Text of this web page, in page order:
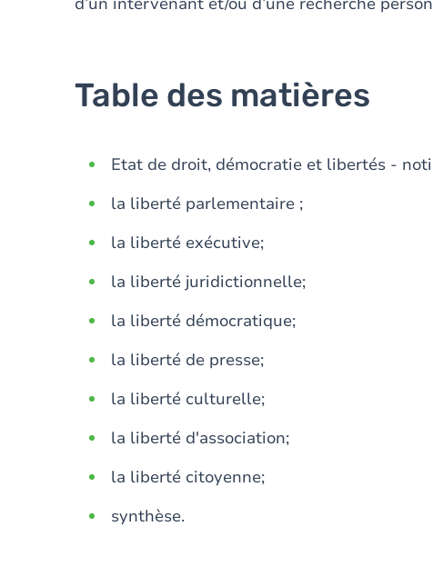
Table des matières
Etat de droit, démocratie et libertés -
la liberté parlementaire ;
la liberté exécutive;
la liberté juridictionnelle;
la liberté démocratique;
la liberté de presse;
la liberté culturelle;
la liberté d'association;
la liberté citoyenne;
synthèse.